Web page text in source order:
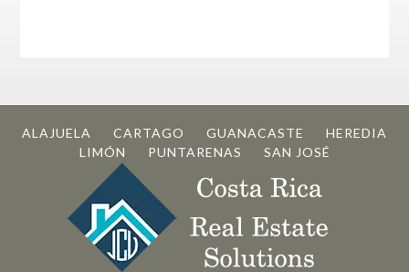
ALAJUELA CARTAGO GUANACASTE
HEREDIA
LIMÓN
PUNTARENAS SAN JOSÉ